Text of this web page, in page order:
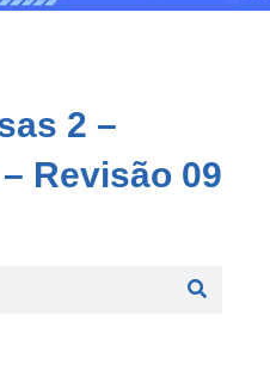
2 –
Revisão 09